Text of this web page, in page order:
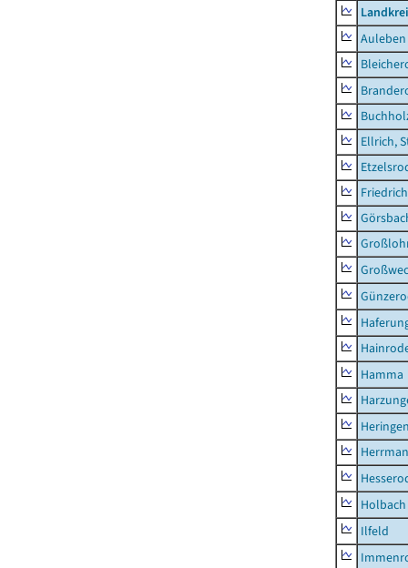
Auleben
Ellrich,
Hamma
Holbach
Ilfeld